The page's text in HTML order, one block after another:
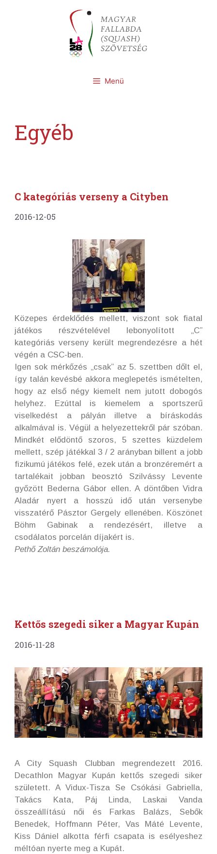
Menü
Egyéb
C kategóriás verseny a Cityben
2016-12-05
Közepes érdeklődés mellett, viszont sok fiatal
játékos részvételével lebonyolított „C”
kategóriás verseny került megrendezésre a hét
végén a CSC-ben.
Igen sok mérkőzés „csak” az 5. szettben dőlt el,
így talán kevésbé akkora meglepetés ismételten,
hogy az első négy kiemelt nem jutott dobogós
helyhez. Ezúttal is kiemelem a sportszerű
viselkedést a pályán illetve a bíráskodás
alkalmával is. Végül a helyezettekről pár szóban.
Mindkét elődöntő szoros, 5 szettes küzdelem
mellett, szép játékkal 3 / 2 arányban billent a jobb
fizikumú játékos felé, ezek után a bronzéremért a
tartalékait jobban beosztó Szilvássy Levente
győzött Bederna Gábor ellen. A döntőben Vidra
Aladár nyert a hosszú idő után versenybe
visszatérő Pásztor Gergely ellenében. Köszönet
Böhm Gabinak a rendezésért, illetve a
csodálatos porcelán díjakért is.
Pethő Zoltán beszámolója.
Kettős szegedi siker a Magyar Kupán
2016-11-28
A City Squash Clubban megrendezett 2016.
Decathlon Magyar Kupán kettős szegedi siker
született. A Vidux-Tisza Se Csókási Gabriella,
Takács Kata, Páj Linda, Laskai Vanda
összeállítású női és Farkas Balázs, Sebők
Benedek, Hoffmann Péter, Vas Máté Levente,
Kiss Dániel alkotta férfi csapata is esélyeshez
méltóan nyerte meg a Kupát.